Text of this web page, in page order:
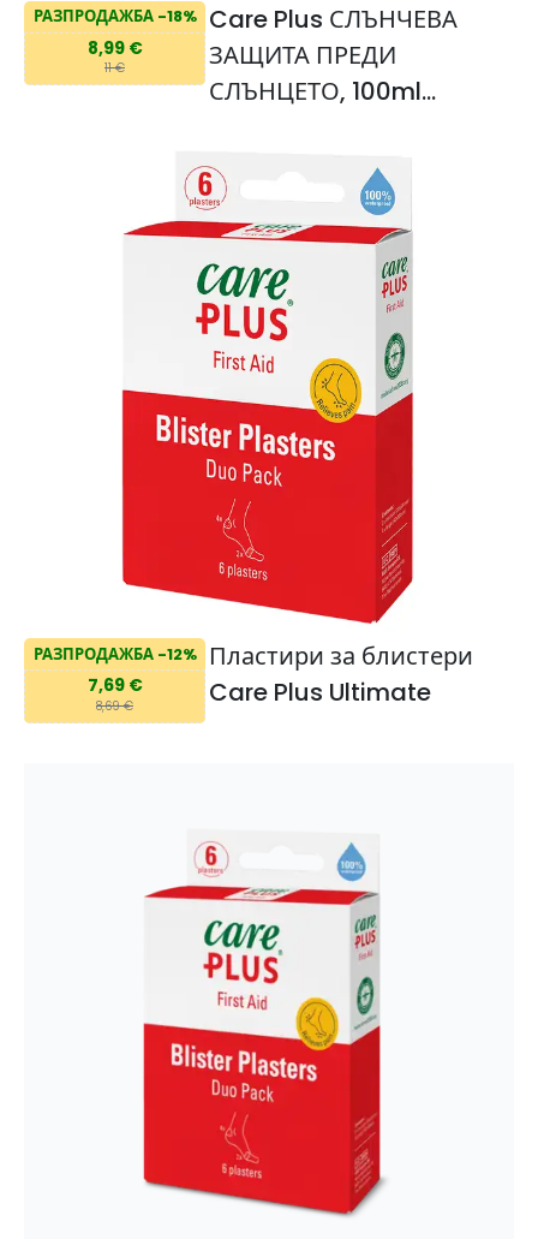
РАЗПРОДАЖБА -18%
8,99 €
11 €
Care Plus СЛЪНЧЕВА
ЗАЩИТА ПРЕДИ
СЛЪНЦЕТО, 100ml
след слънцето
РАЗПРОДАЖБА -12%
7,69 €
8,69 €
Пластири за блистери
Care Plus Ultimate